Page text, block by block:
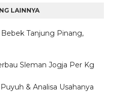
LAINNYA
Tanjung Pinang,
Sleman Jogja Per Kg
& Analisa Usahanya